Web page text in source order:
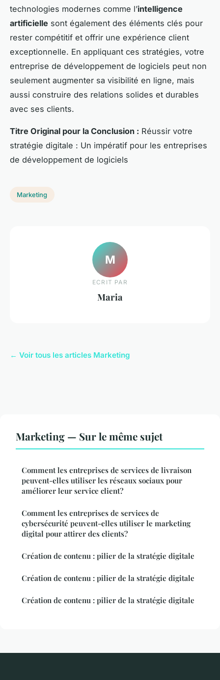
technologies modernes comme l’intelligence
artificielle sont également des éléments clés pour
rester compétitif et offrir une expérience client
exceptionnelle. En appliquant ces stratégies, votre
entreprise de développement de logiciels peut non
seulement augmenter sa visibilité en ligne, mais
aussi construire des relations solides et durables
avec ses clients.
Titre Original pour la Conclusion : Réussir votre
stratégie digitale : Un impératif pour les entreprises
de développement de logiciels
Marketing
M
ECRIT PAR
Maria
← Voir tous les articles Marketing
Marketing — Sur le même sujet
Comment les entreprises de services de livraison
peuvent-elles utiliser les réseaux sociaux pour
améliorer leur service client?
Comment les entreprises de services de
cybersécurité peuvent-elles utiliser le marketing
digital pour attirer des clients?
Création de contenu : pilier de la stratégie digitale
Création de contenu : pilier de la stratégie digitale
Création de contenu : pilier de la stratégie digitale